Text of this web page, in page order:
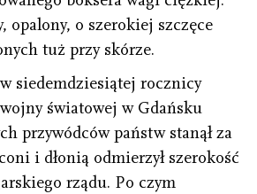
opalony, o szerokiej szczęce
tuż przy skórze.
siedemdziesiątej rocznicy
światowej w Gdańsku
przywódców państw stanął za
i dłonią odmierzył szerokość
rządu. Po czym